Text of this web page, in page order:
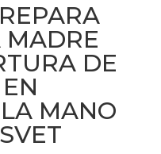
MADRE
DE
MANO